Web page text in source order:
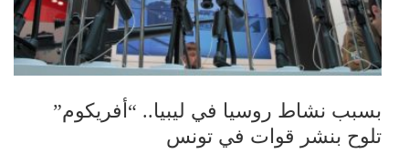
بسبب نشاط روسيا في ليبيا.. “أفريكوم”
تلوح بنشر قوات في تونس